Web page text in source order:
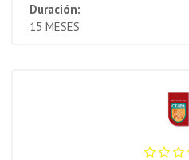
Duración:
15 MESES